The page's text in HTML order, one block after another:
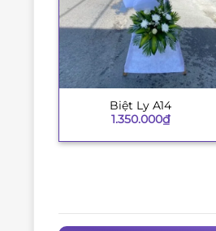
Biệt Ly A14
1.350.000₫